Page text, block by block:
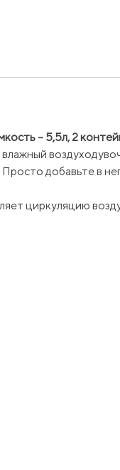
– 5,5л, 2
добавьте в
циркуляцию